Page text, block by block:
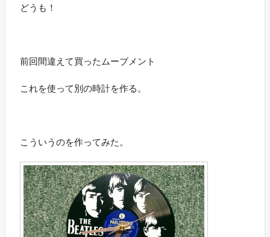
どうも！
前回間違えて買ったムーブメント
これを使って別の時計を作る。
こういうのを作ってみた。